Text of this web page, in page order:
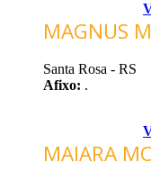
MAGNUS
Santa Rosa - RS
Afixo: .
MAIARA